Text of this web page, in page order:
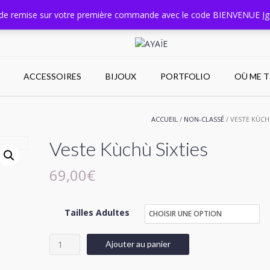
remise sur votre première commande avec le code BIENVENUE
Nord, France
ACCESSOIRES BIJOUX PORTFOLIO OÙ ME
ACCUEIL / NON-CLASSÉ / VESTE
Veste Kùchù Sixties
69,00€
Tailles Adultes
quantité
Ajouter au panier